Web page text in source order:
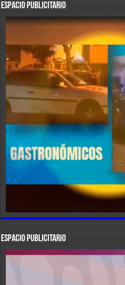
ESPACIO PUBLICITARIO
ESPACIO PUBLICITARIO